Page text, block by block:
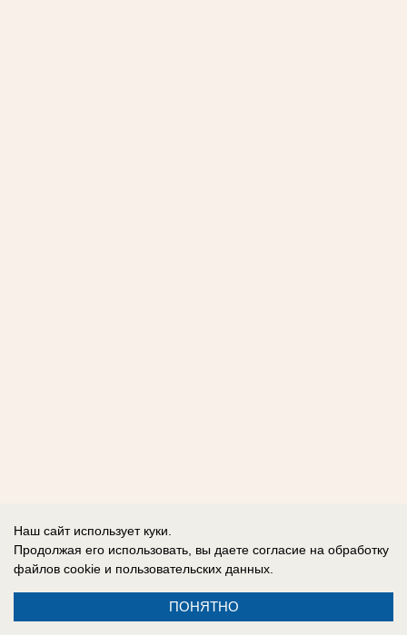
Наш сайт использует куки.
Продолжая его использовать, вы даете согласие на обработку
файлов cookie и пользовательских данных.
ПОНЯТНО